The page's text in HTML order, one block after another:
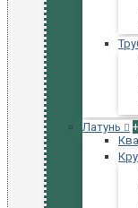
Латунь
+